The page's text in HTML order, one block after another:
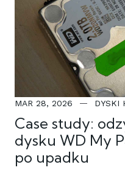
MAR 28, 2026 DYSKI
Case study:
dysku WD My
po upadku